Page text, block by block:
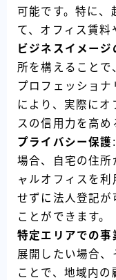
可能です。特に、
て、オフィス賃料
ビジネスイメージ
所を構えることで
プロフェッショ
により、実際に
スの信用力を高め
プライバシー保護
場合、自宅の住所
ャルオフィスを利
せずに法人登記が
ことができます。
特定エリアでの事
展開したい場合、
ことで、地域内